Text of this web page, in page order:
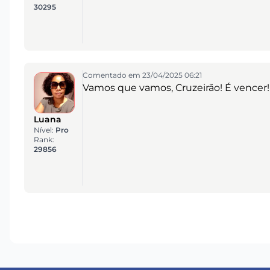
30295
Luana
Nível: Pro
Rank:
29856
Comentado em 23/04/2025 06:21
Vamos que vamos, Cruzeirão! É vencer!